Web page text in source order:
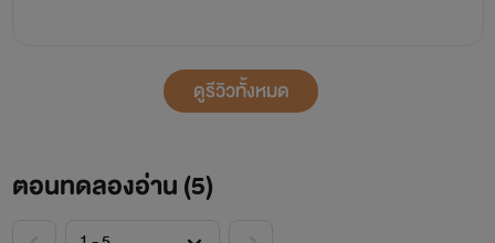
ดูรีวิวทั้งหมด
ตอนทดลองอ่าน (5)